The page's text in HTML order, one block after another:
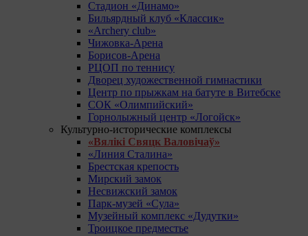
Стадион «Динамо»
Бильярдный клуб «Классик»
«Archery club»
Чижовка-Арена
Борисов-Арена
РЦОП по теннису
Дворец художественной гимнастики
Центр по прыжкам на батуте в Витебске
СОК «Олимпийский»
Горнолыжный центр «Логойск»
Культурно-исторические комплексы
«Вялікі Свяцк Валовічаў»
«Линия Сталина»
Брестская крепость
Мирский замок
Несвижский замок
Парк-музей «Сула»
Музейный комплекс «Дудутки»
Троицкое предместье